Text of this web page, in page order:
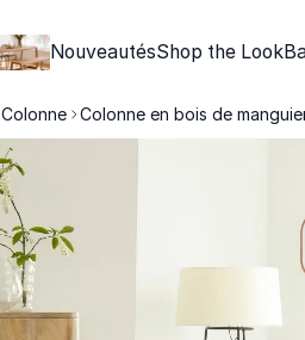
NouveautésShop the Look
Colonne Colonne en bois de